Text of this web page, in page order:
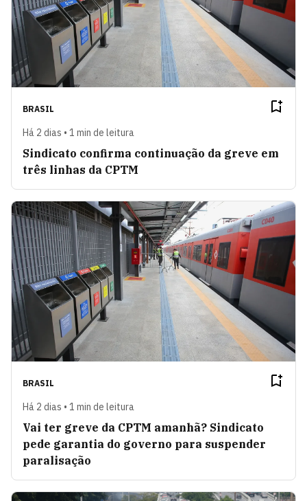
BRASIL
Há 2 dias • 1 min de leitura
Sindicato confirma continuação da greve em
três linhas da CPTM
BRASIL
Há 2 dias • 1 min de leitura
Vai ter greve da CPTM amanhã? Sindicato
pede garantia do governo para suspender
paralisação